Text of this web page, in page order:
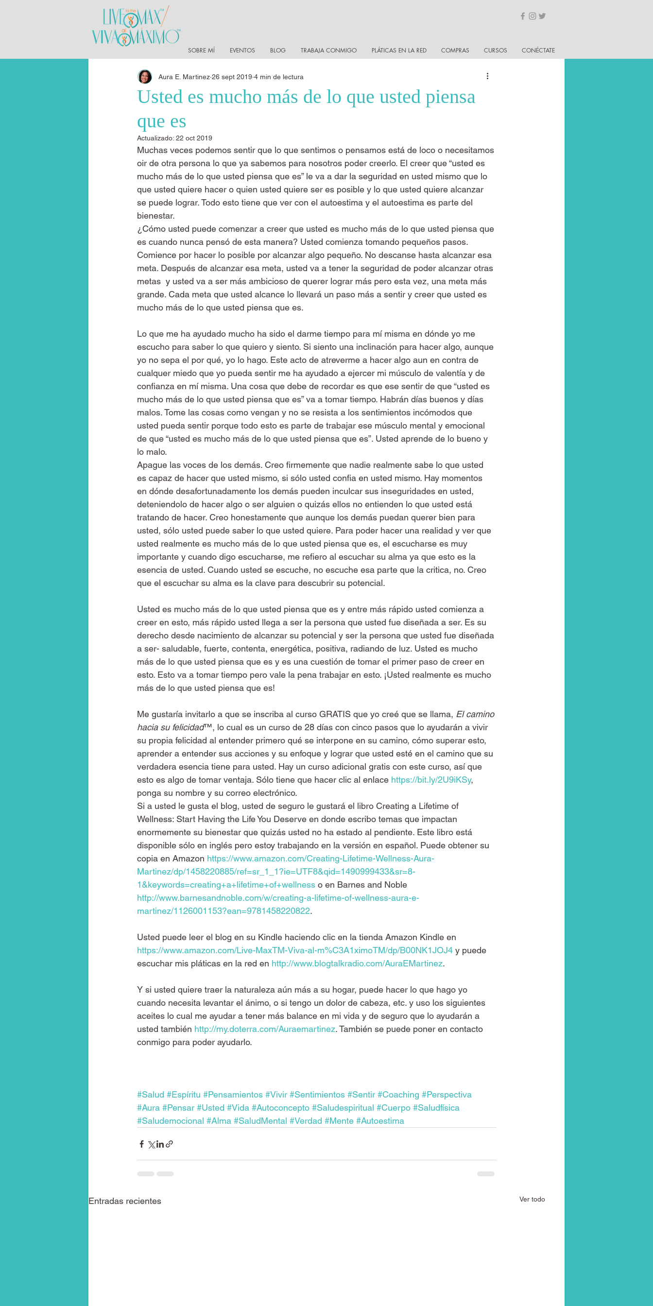
SOBRE MÍ EVENTOS BLOG TRABAJA CONMIGO PLÁTICAS EN LA RED COMPRAS CURSOS CONÉCTATE
Usted es mucho más de lo que usted piensa
que es
Aura E. Martinez 26 sept 2019 4 min de lectura
Actualizado: 22 oct 2019
Muchas veces podemos sentir que lo que sentimos o pensamos está de loco o necesitamos
oir de otra persona lo que ya sabemos para nosotros poder creerlo. El creer que “usted es
mucho más de lo que usted piensa que es” le va a dar la seguridad en usted mismo que lo
que usted quiere hacer o quien usted quiere ser es posible y lo que usted quiere alcanzar
se puede lograr. Todo esto tiene que ver con el autoestima y el autoestima es parte del
bienestar.
¿Cómo usted puede comenzar a creer que usted es mucho más de lo que usted piensa que
es cuando nunca pensó de esta manera? Usted comienza tomando pequeños pasos.
Comience por hacer lo posible por alcanzar algo pequeño. No descanse hasta alcanzar esa
meta. Después de alcanzar esa meta, usted va a tener la seguridad de poder alcanzar otras
metas  y usted va a ser más ambicioso de querer lograr más pero esta vez, una meta más
grande. Cada meta que usted alcance lo llevará un paso más a sentir y creer que usted es
mucho más de lo que usted piensa que es.
Lo que me ha ayudado mucho ha sido el darme tiempo para mí misma en dónde yo me
escucho para saber lo que quiero y siento. Si siento una inclinación para hacer algo, aunque
yo no sepa el por qué, yo lo hago. Este acto de atreverme a hacer algo aun en contra de
cualquer miedo que yo pueda sentir me ha ayudado a ejercer mi músculo de valentía y de
confianza en mí misma. Una cosa que debe de recordar es que ese sentir de que “usted es
mucho más de lo que usted piensa que es” va a tomar tiempo. Habrán días buenos y días
malos. Tome las cosas como vengan y no se resista a los sentimientos incómodos que
usted pueda sentir porque todo esto es parte de trabajar ese músculo mental y emocional
de que “usted es mucho más de lo que usted piensa que es”. Usted aprende de lo bueno y
lo malo.
Apague las voces de los demás. Creo firmemente que nadie realmente sabe lo que usted
es capaz de hacer que usted mismo, si sólo usted confia en usted mismo. Hay momentos
en dónde desafortunadamente los demás pueden inculcar sus inseguridades en usted,
deteniendolo de hacer algo o ser alguien o quizás ellos no entienden lo que usted está
tratando de hacer. Creo honestamente que aunque los demás puedan querer bien para
usted, sólo usted puede saber lo que usted quiere. Para poder hacer una realidad y ver que
usted realmente es mucho más de lo que usted piensa que es, el escucharse es muy
importante y cuando digo escucharse, me refiero al escuchar su alma ya que esto es la
esencia de usted. Cuando usted se escuche, no escuche esa parte que la critica, no. Creo
que el escuchar su alma es la clave para descubrir su potencial.
Usted es mucho más de lo que usted piensa que es y entre más rápido usted comienza a
creer en esto, más rápido usted llega a ser la persona que usted fue diseñada a ser. Es su
derecho desde nacimiento de alcanzar su potencial y ser la persona que usted fue diseñada
a ser- saludable, fuerte, contenta, energética, positiva, radiando de luz. Usted es mucho
más de lo que usted piensa que es y es una cuestión de tomar el primer paso de creer en
esto. Esto va a tomar tiempo pero vale la pena trabajar en esto. ¡Usted realmente es mucho
más de lo que usted piensa que es!
Me gustaría invitarlo a que se inscriba al curso GRATIS que yo creé que se llama, El camino
hacia su felicidad™, lo cual es un curso de 28 días con cinco pasos que lo ayudarán a vivir
su propia felicidad al entender primero qué se interpone en su camino, cómo superar esto,
aprender a entender sus acciones y su enfoque y lograr que usted esté en el camino que su
verdadera esencia tiene para usted. Hay un curso adicional gratis con este curso, así que
esto es algo de tomar ventaja. Sólo tiene que hacer clic al enlace https://bit.ly/2U9iKSy,
ponga su nombre y su correo electrónico.
Si a usted le gusta el blog, usted de seguro le gustará el libro Creating a Lifetime of
Wellness: Start Having the Life You Deserve en donde escribo temas que impactan
enormemente su bienestar que quizás usted no ha estado al pendiente. Este libro está
disponible sólo en inglés pero estoy trabajando en la versión en español. Puede obtener su
copia en Amazon https://www.amazon.com/Creating-Lifetime-Wellness-Aura-
Martinez/dp/1458220885/ref=sr_1_1?ie=UTF8&qid=1490999433&sr=8-
1&keywords=creating+a+lifetime+of+wellness o en Barnes and Noble
http://www.barnesandnoble.com/w/creating-a-lifetime-of-wellness-aura-e-
martinez/1126001153?ean=9781458220822.
Usted puede leer el blog en su Kindle haciendo clic en la tienda Amazon Kindle en
https://www.amazon.com/Live-MaxTM-Viva-al-m%C3A1ximoTM/dp/B00NK1JOJ4 y puede
escuchar mis pláticas en la red en http://www.blogtalkradio.com/AuraEMartinez.
Y si usted quiere traer la naturaleza aún más a su hogar, puede hacer lo que hago yo
cuando necesita levantar el ánimo, o si tengo un dolor de cabeza, etc. y uso los siguientes
aceites lo cual me ayudar a tener más balance en mi vida y de seguro que lo ayudarán a
usted también http://my.doterra.com/Auraemartinez. También se puede poner en contacto
conmigo para poder ayudarlo.
#Salud #Espíritu #Pensamientos #Vivir #Sentimientos #Sentir #Coaching #Perspectiva
#Aura #Pensar #Usted #Vida #Autoconcepto #Saludespiritual #Cuerpo #Saludfísica
#Saludemocional #Alma #SaludMental #Verdad #Mente #Autoestima
Entradas recientes Ver todo